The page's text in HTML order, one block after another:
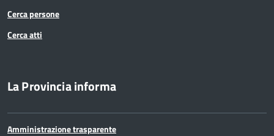
Cerca persone
Cerca atti
La Provincia informa
Amministrazione trasparente